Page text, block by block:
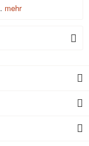
mehr